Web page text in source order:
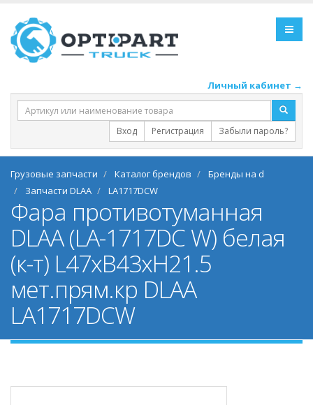
Личный кабинет →
Вход Регистрация Забыли пароль?
Грузовые запчасти Каталог брендов
Бренды на d
Запчасти DLAA
LA1717DCW
Фара противотуманная
DLAA (LA-1717DC W) белая
(к-т) L47хB43хH21.5
мет.прям.кр DLAA
LA1717DCW